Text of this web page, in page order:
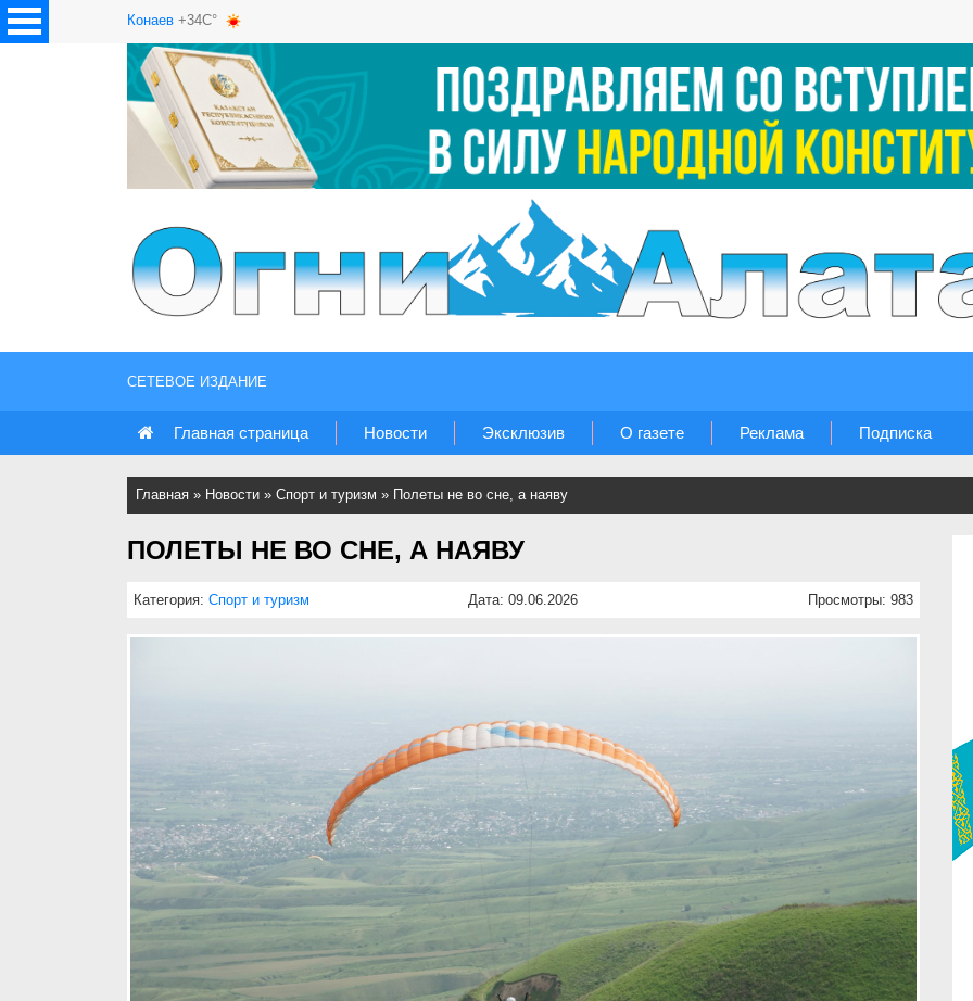
Конаев +34C°
СЕТЕВОЕ ИЗДАНИЕ
Главная страница Новости Эксклюзив О газете Реклама Подписка
Главная » Новости » Спорт и туризм » Полеты не во сне, а наяву
ПОЛЕТЫ НЕ ВО СНЕ, А НАЯВУ
Категория: Спорт и туризм Дата: 09.06.2026 Просмотры: 983